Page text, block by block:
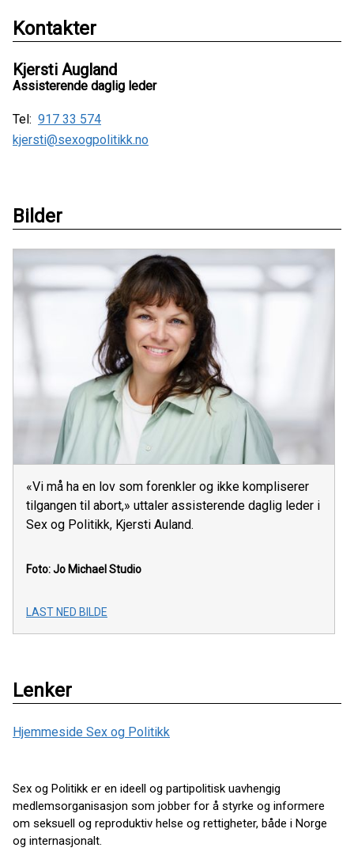
Kontakter
Kjersti Augland
Assisterende daglig leder
Tel: 917 33 574
kjersti@sexogpolitikk.no
Bilder
«Vi må ha en lov som forenkler og ikke kompliserer
tilgangen til abort,» uttaler assisterende daglig leder i
Sex og Politikk, Kjersti Auland.
Foto: Jo Michael Studio
LAST NED BILDE
Lenker
Hjemmeside Sex og Politikk
Sex og Politikk er en ideell og partipolitisk uavhengig
medlemsorganisasjon som jobber for å styrke og informere
om seksuell og reproduktiv helse og rettigheter, både i Norge
og internasjonalt.